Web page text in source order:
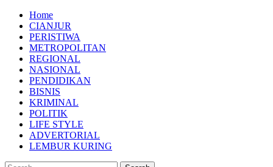
Home
CIANJUR
PERISTIWA
METROPOLITAN
REGIONAL
NASIONAL
PENDIDIKAN
BISNIS
KRIMINAL
POLITIK
LIFE STYLE
ADVERTORIAL
LEMBUR KURING